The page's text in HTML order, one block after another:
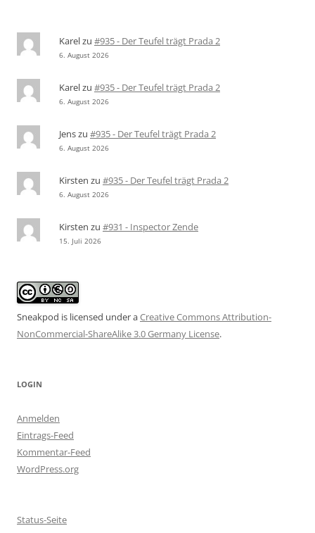
Karelzu #935 - Der Teufel trägt Prada 2
6. August 2026
Karelzu #935 - Der Teufel trägt Prada 2
6. August 2026
Jenszu #935 - Der Teufel trägt Prada 2
6. August 2026
Kirsten zu #935 - Der Teufel trägt Prada 2
6. August 2026
Kirsten zu #931 - Inspector Zende
15. Juli 2026
Sneakpod is licensed under aCreative Commons Attribution-
NonCommercial-ShareAlike 3.0 Germany License.
LOGIN
Anmelden
Eintrags-Feed
Kommentar-Feed
WordPress.org
Status-Seite